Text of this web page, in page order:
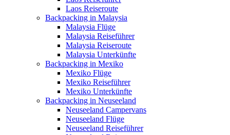
Laos Reiseroute
Backpacking in Malaysia
Malaysia Flüge
Malaysia Reiseführer
Malaysia Reiseroute
Malaysia Unterkünfte
Backpacking in Mexiko
Mexiko Flüge
Mexiko Reiseführer
Mexiko Unterkünfte
Backpacking in Neuseeland
Neuseeland Campervans
Neuseeland Flüge
Neuseeland Reiseführer